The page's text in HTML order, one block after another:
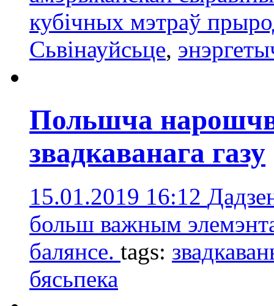
кубічных мэтраў
Сьвінауйсьце,
Польшча
звадкаванага газу
15.01.2019 16:12
больш важным
балянсе. tags:
бясьпека